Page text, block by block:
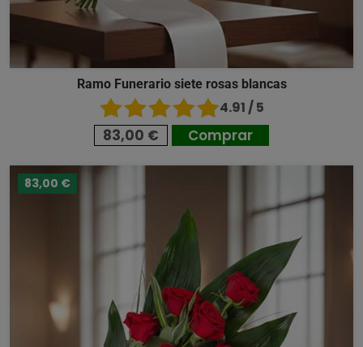
Ramo Funerario siete rosas blancas
4.91 / 5
83,00 € Comprar
83,00 €